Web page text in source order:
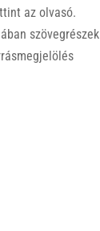
az olvasó.
szövegrészek